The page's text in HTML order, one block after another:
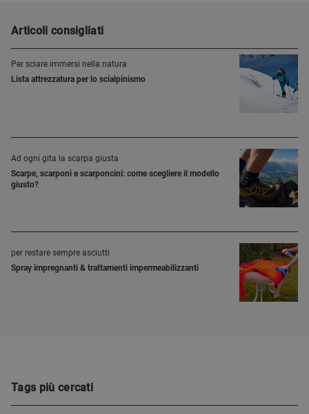
Articoli consigliati
Per sciare immersi nella natura
Lista attrezzatura per lo scialpinismo
Ad ogni gita la scarpa giusta
Scarpe, scarponi e scarponcini: come scegliere il modello
giusto?
per restare sempre asciutti
Spray impregnanti & trattamenti impermeabilizzanti
Tags più cercati